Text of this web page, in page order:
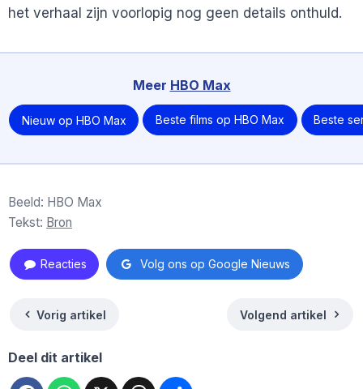
het verhaal zijn voorlopig nog geen details onthuld.
Meer HBO Max
Nieuw op HBO Max Beste films op HBO Max Beste
Beeld: HBO Max
Tekst: Bron
Reacties Volg ons op Google Nieuws
Vorig artikel Volgend artikel
Deel dit artikel
FacebookWhatsApp
X Threads